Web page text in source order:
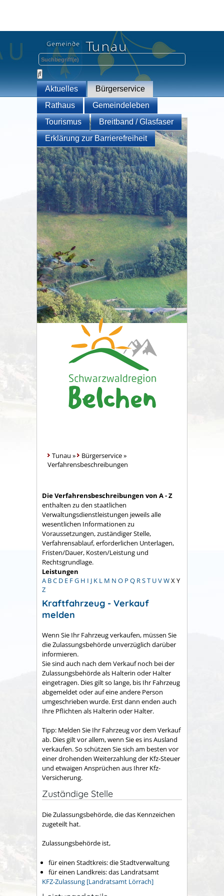
Aktuelles
Bürgerservice
Rathaus
Gemeindeleben
Tourismus
Breitband / Glasfaser
Erklärung zur Barrierefreiheit
Tunau » Bürgerservice»
Verfahrensbeschreibungen
Die Verfahrensbeschreibungen von A - Z
enthalten zu den staatlichen
Verwaltungsdienstleistungen jeweils alle
wesentlichen Informationen zu
Voraussetzungen, zuständiger Stelle,
Verfahrensablauf, erforderlichen Unterlagen,
Fristen/Dauer, Kosten/Leistung und
Rechtsgrundlage.
Leistungen
A BC D E FG H I J K L M N O P Q RST UVWX Y
Z
Kraftfahrzeug - Verkauf
melden
Wenn Sie Ihr Fahrzeug verkaufen, müssen Sie
die Zulassungsbehörde unverzüglich darüber
informieren.
Sie sind auch nach dem Verkauf noch bei der
Zulassungsbehörde als Halterin oder Halter
eingetragen. Dies gilt so lange, bis Ihr Fahrzeug
abgemeldet oder auf eine andere Person
umgeschrieben wurde. Erst dann enden auch
Ihre Pflichten als Halterin oder Halter.
Tipp: Melden Sie Ihr Fahrzeug vor dem Verkauf
ab. Dies giltvor allem, wenn Sie es ins Ausland
verkaufen. So schützen Sie sich am besten vor
einer drohenden Weiterzahlung der Kfz-Steuer
und etwaigen Ansprüchen aus Ihrer Kfz-
Versicherung.
Zuständige Stelle
Die Zulassungsbehörde, die das Kennzeichen
zugeteilt hat.
Zulassungsbehörde ist,
für einen Stadtkreis: die Stadtverwaltung
für einen Landkreis: das Landratsamt
KFZ-Zulassung [Landratsamt Lörrach]